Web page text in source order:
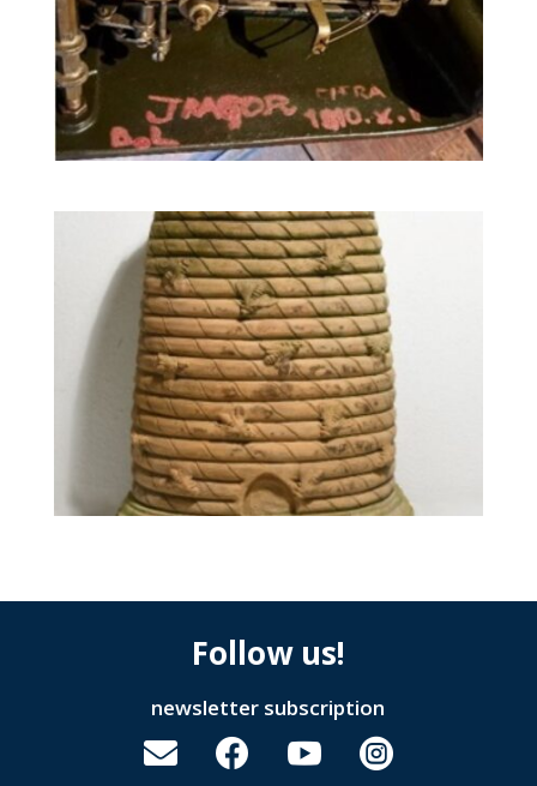
Follow us!
newsletter subscription
   